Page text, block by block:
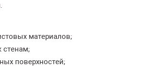
материалов;
стенам;
поверхностей;